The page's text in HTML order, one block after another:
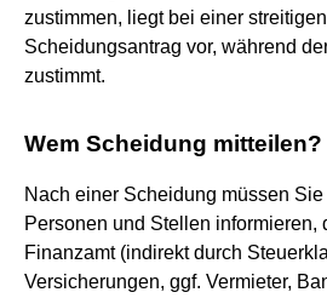
zustimmen, liegt bei einer
Scheidungsantrag vor, während
zustimmt.
Wem Scheidung mitteilen?
Nach einer Scheidung müssen
Personen und Stellen informieren,
Finanzamt (indirekt durch
Versicherungen, ggf. Vermieter,